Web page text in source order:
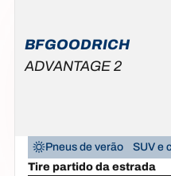
BFGOODRICH
ADVANTAGE 2
Pneus de verão
SUV e
Tire partido da estrada